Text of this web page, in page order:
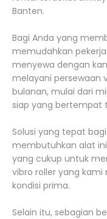
Banten.
Bagi Anda yang
memudahkan
menyewa dengan
melayani persewaan
bulanan, mulai dari
siap yang bertempat
Solusi yang tepat
membutuhkan alat
yang cukup untuk
vibro roller yang kami
kondisi prima.
Selain itu, sebagian